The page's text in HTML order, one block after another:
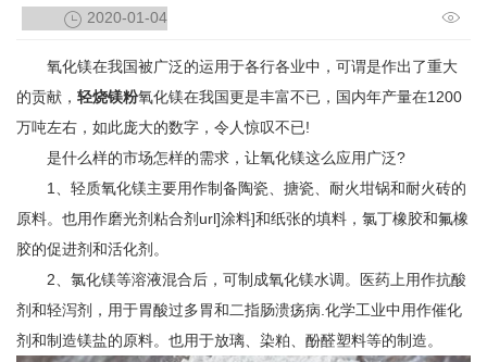
2020-01-04
氧化镁在我国被广泛的运用于各行各业中，可谓是作出了重大
的贡献， 轻烧镁粉氧化镁在我国更是丰富不已，国内年产量在1200
万吨左右，如此庞大的数字，令人惊叹不已!
是什么样的市场怎样的需求，让氧化镁这么应用广泛?
1、轻质氧化镁主要用作制备陶瓷、搪瓷、耐火坩锅和耐火砖的
原料。也用作磨光剂粘合剂url]涂料]和纸张的填料，氯丁橡胶和氟橡
胶的促进剂和活化剂。
2、氯化镁等溶液混合后，可制成氧化镁水调。医药上用作抗酸
剂和轻泻剂，用于胃酸过多胃和二指肠溃疡病.化学工业中用作催化
剂和制造镁盐的原料。也用于放璃、染粕、酚醛塑料等的制造。